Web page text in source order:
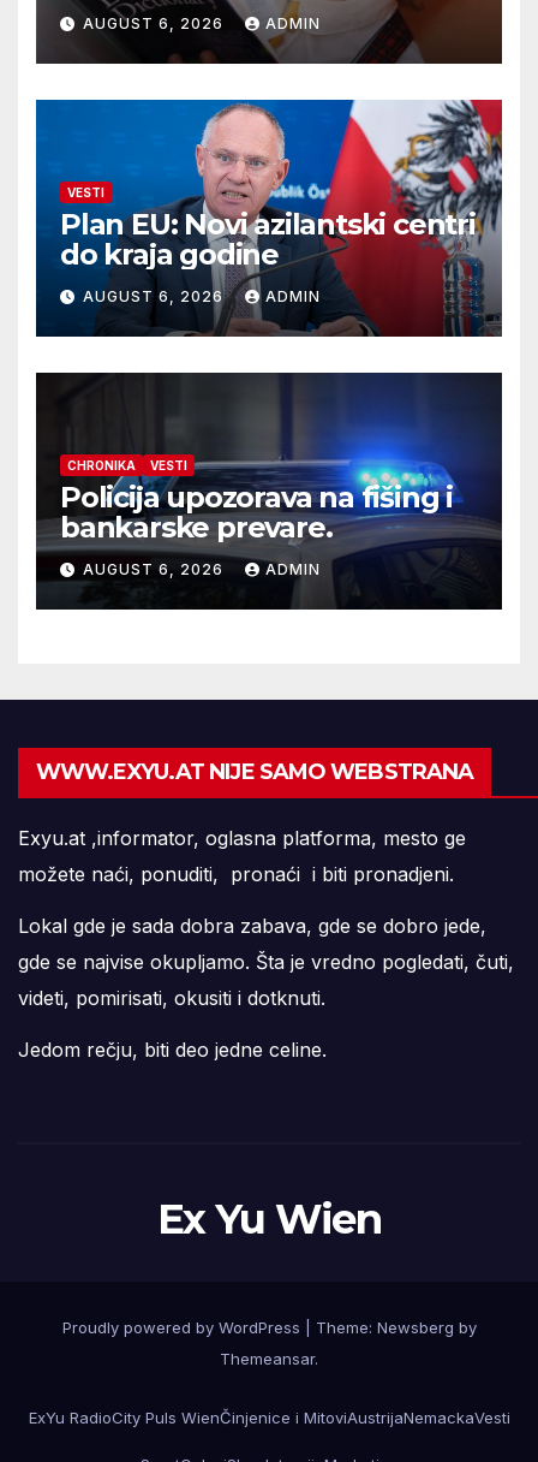
AUGUST 6, 2026 ADMIN
VESTI
Plan EU: Novi azilantski centri
do kraja godine
AUGUST 6, 2026 ADMIN
CHRONIKA VESTI
Policija upozorava na fišing i
bankarske prevare.
AUGUST 6, 2026 ADMIN
WWW.EXYU.AT NIJE SAMO WEBSTRANA
Exyu.at ,informator, oglasna platforma, mesto ge
možete naći, ponuditi, pronaći i biti pronadjeni.
Lokal gde je sada dobra zabava, gde se dobro jede,
gde se najvise okupljamo. Šta je vredno pogledati, čuti,
videti, pomirisati, okusiti i dotknuti.
Jedom rečju, biti deo jedne celine.
Ex Yu Wien
Proudly powered by WordPress Theme: Newsberg by
Themeansar.
ExYu RadioCity Puls WienČinjenice i MitoviAustrijaNemackaVesti